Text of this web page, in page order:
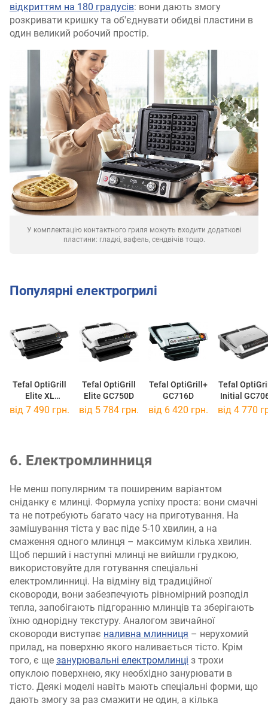
відкриттям на 180 градусів: вони дають змогу
розкривати кришку та об'єднувати обидві пластини в
один великий робочий простір.
У комплектацію контактного гриля можуть входити додаткові
пластини: гладкі, вафель, сендвічів тощо.
Популярні електрогрилі
Tefal OptiGrill
Elite XL
GC760D
Tefal OptiGrill
Elite GC750D
Tefal OptiGrill+
GC716D
Tefal
Initial
від 7 490 грн. від 5 784 грн. від 6 420 грн. від 4 770
6. Електромлинниця
Не менш популярним та поширеним варіантом
сніданку є млинці. Формула успіху проста: вони смачні
та не потребують багато часу на приготування. На
замішування тіста у вас піде 5-10 хвилин, а на
смаження одного млинця – максимум кілька хвилин.
Щоб перший і наступні млинці не вийшли грудкою,
використовуйте для готування спеціальні
електромлинниці. На відміну від традиційної
сковороди, вони забезпечують рівномірний розподіл
тепла, запобігають підгоранню млинців та зберігають
їхню однорідну текстуру. Аналогом звичайної
сковороди виступає наливна млинниця – нерухомий
прилад, на поверхню якого наливається тісто. Крім
того, є ще занурювальні електромлинці з трохи
опуклою поверхнею, яку необхідно занурювати в
тісто. Деякі моделі навіть мають спеціальні форми, що
дають змогу за раз смажити не один, а кілька